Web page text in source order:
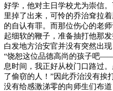
好学，他对主日学校尤为崇信
里掉了出来，可怜的乔治耷拉
的自认有罪。而那位伤心的老
起细软的鞭子，准备抽打他那
白发地方治安官并没有突然出
“饶恕这位品德高尚的孩子吧
息时间，我正好从校门口路过
了偷窃的人！”因此乔治没有挨
没有给感激涕零的向师生们布